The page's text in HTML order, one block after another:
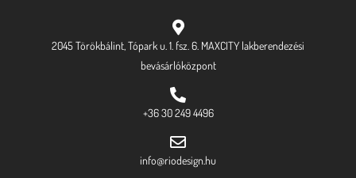
2045 Törökbálint, Tópark u. 1. fsz. 6. MAXCITY lakberendezési
bevásárlóközpont
+36 30 249 4496
info@riodesign.hu